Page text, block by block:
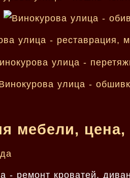
мебели,
- ремонт кроватей,